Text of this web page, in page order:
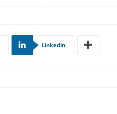
Linkedin